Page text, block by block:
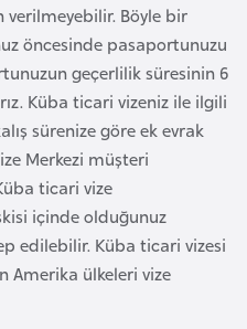
verilmeyebilir. Böyle bir
öncesinde pasaportunuzu
geçerlilik süresinin 6
Küba ticari vizeniz ile ilgili
sürenize göre ek evrak
Merkezi müşteri
ticari vize
içinde olduğunuz
edilebilir. Küba ticari vizesi
Amerika ülkeleri vize